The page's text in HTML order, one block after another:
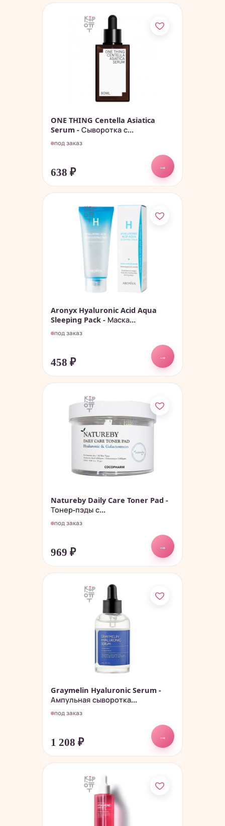
ONE THING Centella Asiatica
Serum - Сыворотка с...
под заказ
638 ₽
→
Aronyx Hyaluronic Acid Aqua
Sleeping Pack - Маска...
под заказ
458 ₽
→
Natureby Daily Care Toner Pad -
Тонер-пэды с...
под заказ
969 ₽
→
Graymelin Hyaluronic Serum -
Ампульная сыворотка...
под заказ
1 208 ₽
→